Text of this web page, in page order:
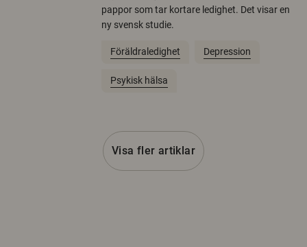
pappor som tar kortare ledighet. Det visar en
ny svensk studie.
Föräldraledighet Depression
Psykisk hälsa
Visa fler artiklar